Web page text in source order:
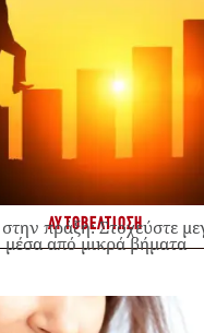
ΑΥΤΟΒΕΛΤΙΩΣΗ
πράξη: Στοχεύστε
μέσα από μικρά βήματα